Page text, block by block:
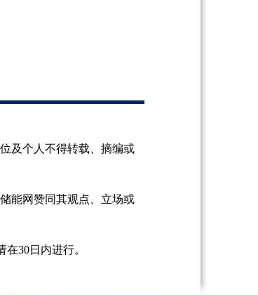
及个人不得转载、摘编或
能网赞同其观点、立场或
30日内进行。